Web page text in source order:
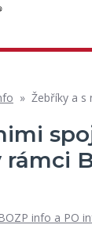
» Žebříky a s nimi
info a PO